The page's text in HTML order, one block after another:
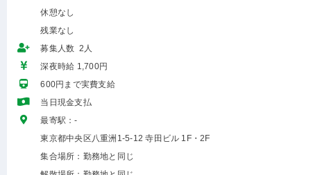
休憩なし
残業なし
募集人数 2人
深夜時給 1,700円
600円まで実費支給
当日現金支払
最寄駅：-
東京都中央区八重洲1-5-12 寺田ビル 1F・2F
集合場所：勤務地と同じ